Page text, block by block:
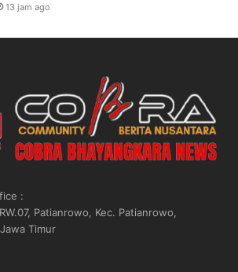
13 jam ago
:
Patianrowo, Kec. Patianrowo,
Timur